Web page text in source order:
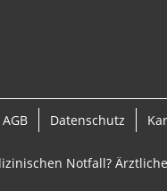
AGB Datenschutz
Notfall?